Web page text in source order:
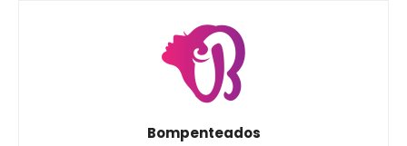
Bompenteados